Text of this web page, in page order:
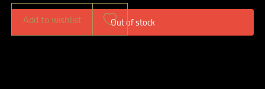
Out of stock
Add to wishlist